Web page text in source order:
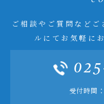
ご相談やご質問など
ルにてお気軽に
受付時間